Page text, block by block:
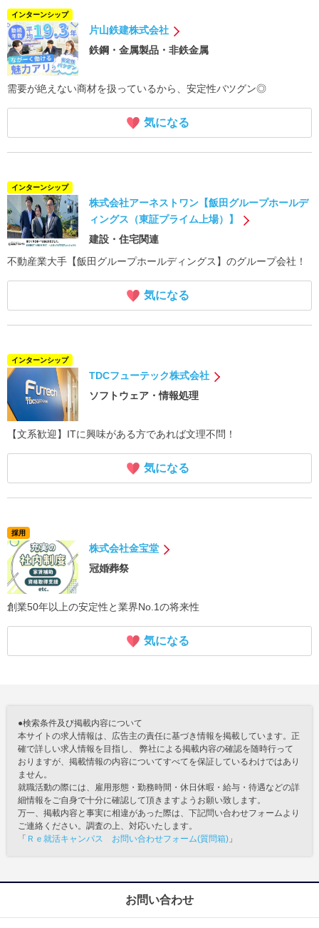
インターンシップ
片山鉄建株式会社
鉄鋼・金属製品・非鉄金属
需要が絶えない商材を扱っているから、安定性バツグン◎
気になる
インターンシップ
株式会社アーネストワン【飯田グループホールデ
ィングス（東証プライム上場）】
建設・住宅関連
不動産業大手【飯田グループホールディングス】のグループ会社！
気になる
インターンシップ
TDCフューテック株式会社
ソフトウェア・情報処理
【文系歓迎】ITに興味がある方であれば文理不問！
気になる
採用
株式会社金宝堂
冠婚葬祭
創業50年以上の安定性と業界No.1の将来性
気になる
●検索条件及び掲載内容について
本サイトの求人情報は、広告主の責任に基づき情報を掲載しています。正
確で詳しい求人情報を目指し、 弊社による掲載内容の確認を随時行って
おりますが、掲載情報の内容についてすべてを保証しているわけではあり
ません。
就職活動の際には、雇用形態・勤務時間・休日休暇・給与・待遇などの詳
細情報をご自身で十分に確認して頂きますようお願い致します。
万一、掲載内容と事実に相違があった際は、下記問い合わせフォームより
ご連絡ください。調査の上、対応いたします。
「 Ｒｅ就活キャンパス お問い合わせフォーム(質問箱) 」
お問い合わせ